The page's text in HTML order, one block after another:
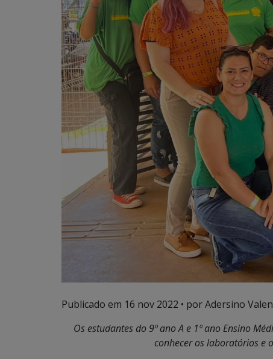
Publicado em 16 nov 2022 • por Adersino
Os estudantes do 9º ano A e 1º ano Ensino
conhecer os laboratórios e